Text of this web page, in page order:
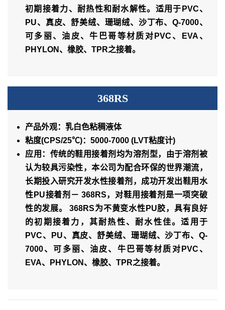
初期接着力、耐热性和耐水解性。适用于PVC、
PU、真皮、舒美绒、珊瑚绒、沙丁布、Q-7000、
可多丽、油皮、牛巴哥等材质对PVC、EVA、
PHYLON、橡胶、TPR之接着。
368RS
产品外观：乳白色粘稠液体
粘度(CPS/25℃)：5000-7000 (LVT粘度计)
应用：传统的鞋用接着剂均为溶剂型，由于溶剂被
认为较具污染性，本公司为配合环保的世界潮流，
长期投入研究开发水性接着剂，成功开发出鞋用水
性PU接着剂－ 368RS，对鞋用接着剂是一项突破
性的发展。 368RS为不黄变水性PU胶，具有良好
的初期接着力，其耐热性、耐水性佳。适用于
PVC、PU、真皮、舒美绒、珊瑚绒、沙丁布、Q-
7000、可多丽、油皮、牛巴哥等材质对PVC、
EVA、PHYLON、橡胶、TPR之接着。